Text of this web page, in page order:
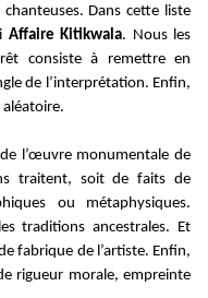
Dans cette liste
Affaire Kitikwala. Nous les
consiste à remettre en
de l’interprétation. Enfin,
l’œuvre monumentale de
traitent, soit de faits de
ou métaphysiques.
traditions ancestrales. Et
fabrique de l’artiste. Enfin,
rigueur morale, empreinte